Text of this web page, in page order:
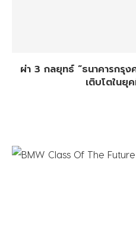
ผ่า 3 กลยุทธ์ “ธนาคารกรุง
เติบโตในยุ